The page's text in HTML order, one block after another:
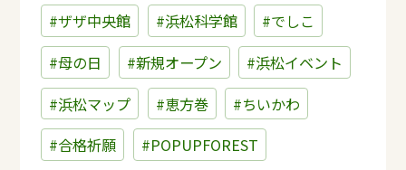
#ザザ中央館
#浜松科学館
#でしこ
#母の日
#新規オープン
#浜松イベント
#浜松マップ
#恵方巻
#ちいかわ
#合格祈願
#POPUPFOREST